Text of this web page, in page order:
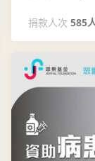
捐款人次 585